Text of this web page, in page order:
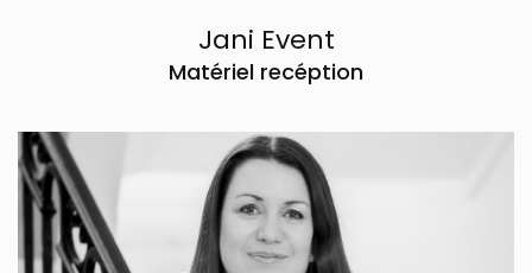
Jani Event
Matériel recéption
Sandrine